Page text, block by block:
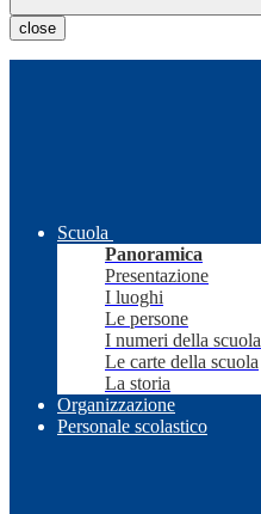
close
Scuola
Panoramica
Presentazione
I luoghi
Le persone
I numeri della scuola
Le carte della scuola
La storia
Organizzazione
Personale scolastico